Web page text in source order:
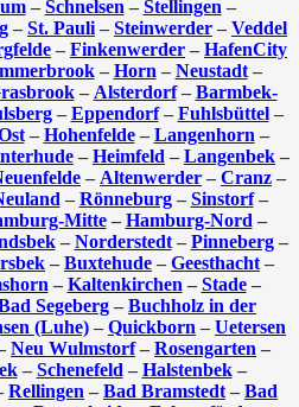
– Schnelsen – Stellingen –
– St. Pauli – Steinwerder – Veddel
– Finkenwerder – HafenCity
– Horn – Neustadt–
– Alsterdorf– Barmbek-
– Eppendorf– Fuhlsbüttel–
– Hohenfelde– Langenhorn –
– Heimfeld – Langenbek –
– Altenwerder – Cranz –
– Rönneburg– Sinstorf–
Mitte– Hamburg-Nord –
– Norderstedt– Pinneberg–
– Buxtehude – Geesthacht –
– Kaltenkirchen – Stade–
Segeberg – Buchholz in der
(Luhe) – Quickborn – Uetersen
Neu Wulmstorf– Rosengarten –
– Schenefeld – Halstenbek–
Rellingen – Bad Bramstedt – Bad